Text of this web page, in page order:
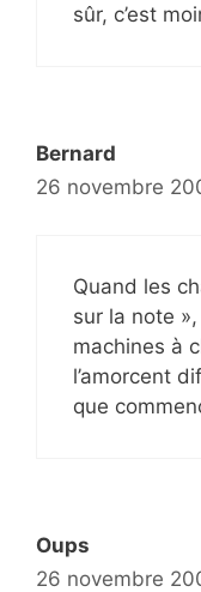
sûr, c’est
Bernard
26 novembre
Quand les
sur la note
machines à
l’amorcent
que
Oups
26 novembre